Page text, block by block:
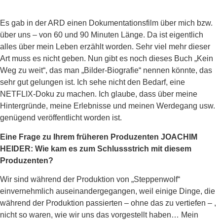
Es gab in der ARD einen Dokumentationsfilm über mich bzw.
über uns – von 60 und 90 Minuten Länge. Da ist eigentlich
alles über mein Leben erzählt worden. Sehr viel mehr dieser
Art muss es nicht geben. Nun gibt es noch dieses Buch „Kein
Weg zu weit“, das man „Bilder-Biografie“ nennen könnte, das
sehr gut gelungen ist. Ich sehe nicht den Bedarf, eine
NETFLIX-Doku zu machen. Ich glaube, dass über meine
Hintergründe, meine Erlebnisse und meinen Werdegang usw.
genügend veröffentlicht worden ist.
Eine Frage zu Ihrem früheren Produzenten JOACHIM
HEIDER: Wie kam es zum Schlussstrich mit diesem
Produzenten?
Wir sind während der Produktion von „Steppenwolf“
einvernehmlich auseinandergegangen, weil einige Dinge, die
während der Produktion passierten – ohne das zu vertiefen – ,
nicht so waren, wie wir uns das vorgestellt haben… Mein